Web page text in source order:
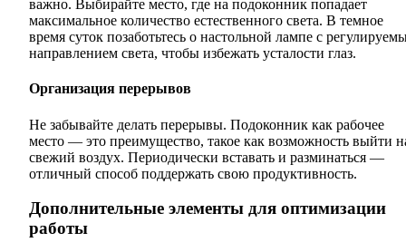
важно. Выбирайте место, где на подоконник попадает
максимальное количество естественного света. В темное
время суток позаботьтесь о настольной лампе с
направлением света, чтобы избежать усталости глаз.
Организация перерывов
Не забывайте делать перерывы. Подоконник как рабочее
место — это преимущество, такое как возможность выйти
свежий воздух. Периодически вставать и разминаться —
отличный способ поддержать свою продуктивность.
Дополнительные элементы для оптимизации
работы